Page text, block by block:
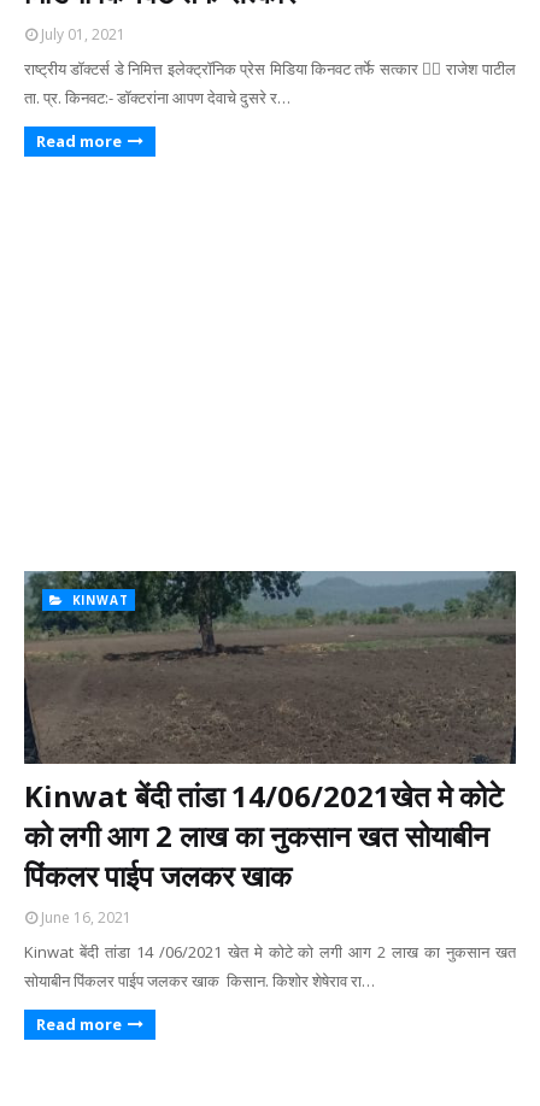
July 01, 2021
राष्ट्रीय डॉक्टर्स डे निमित्त इलेक्ट्रॉनिक प्रेस मिडिया किनवट तर्फे सत्कार ✍🏻 राजेश पाटील
ता. प्र. किनवट:- डॉक्टरांना आपण देवाचे दुसरे र…
Read more
KINWAT
Kinwat बेंदी तांडा 14/06/2021खेत मे कोटे
को लगी आग 2 लाख का नुकसान खत सोयाबीन
पिंकलर पाईप जलकर खाक
June 16, 2021
Kinwat बेंदी तांडा 14 /06/2021 खेत मे कोटे को लगी आग 2 लाख का नुकसान खत
सोयाबीन पिंकलर पाईप जलकर खाक किसान. किशोर शेषेराव रा…
Read more